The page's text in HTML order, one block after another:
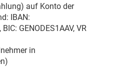
auf Konto der
IBAN:
GENODES1AAV, VR
in